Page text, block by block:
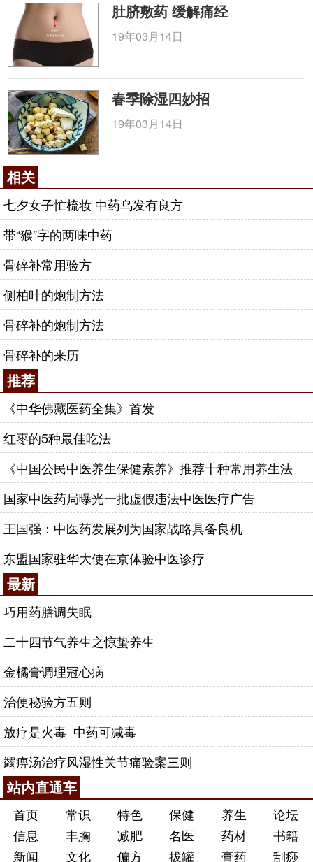
肚脐敷药 缓解痛经
19年03月14日
春季除湿四妙招
19年03月14日
相关
七夕女子忙梳妆 中药乌发有良方
带“猴”字的两味中药
骨碎补常用验方
侧柏叶的炮制方法
骨碎补的炮制方法
骨碎补的来历
推荐
《中华佛藏医药全集》首发
红枣的5种最佳吃法
《中国公民中医养生保健素养》推荐十种常用养生法
国家中医药局曝光一批虚假违法中医医疗广告
王国强：中医药发展列为国家战略具备良机
东盟国家驻华大使在京体验中医诊疗
最新
巧用药膳调失眠
二十四节气养生之惊蛰养生
金橘膏调理冠心病
治便秘验方五则
放疗是火毒 中药可减毒
蠲痹汤治疗风湿性关节痛验案三则
站内直通车
首页 常识 特色 保健 养生
论坛
信息
丰胸 减肥 名医 药材
书籍
新闻
文化 偏方 拔罐 膏药 刮痧